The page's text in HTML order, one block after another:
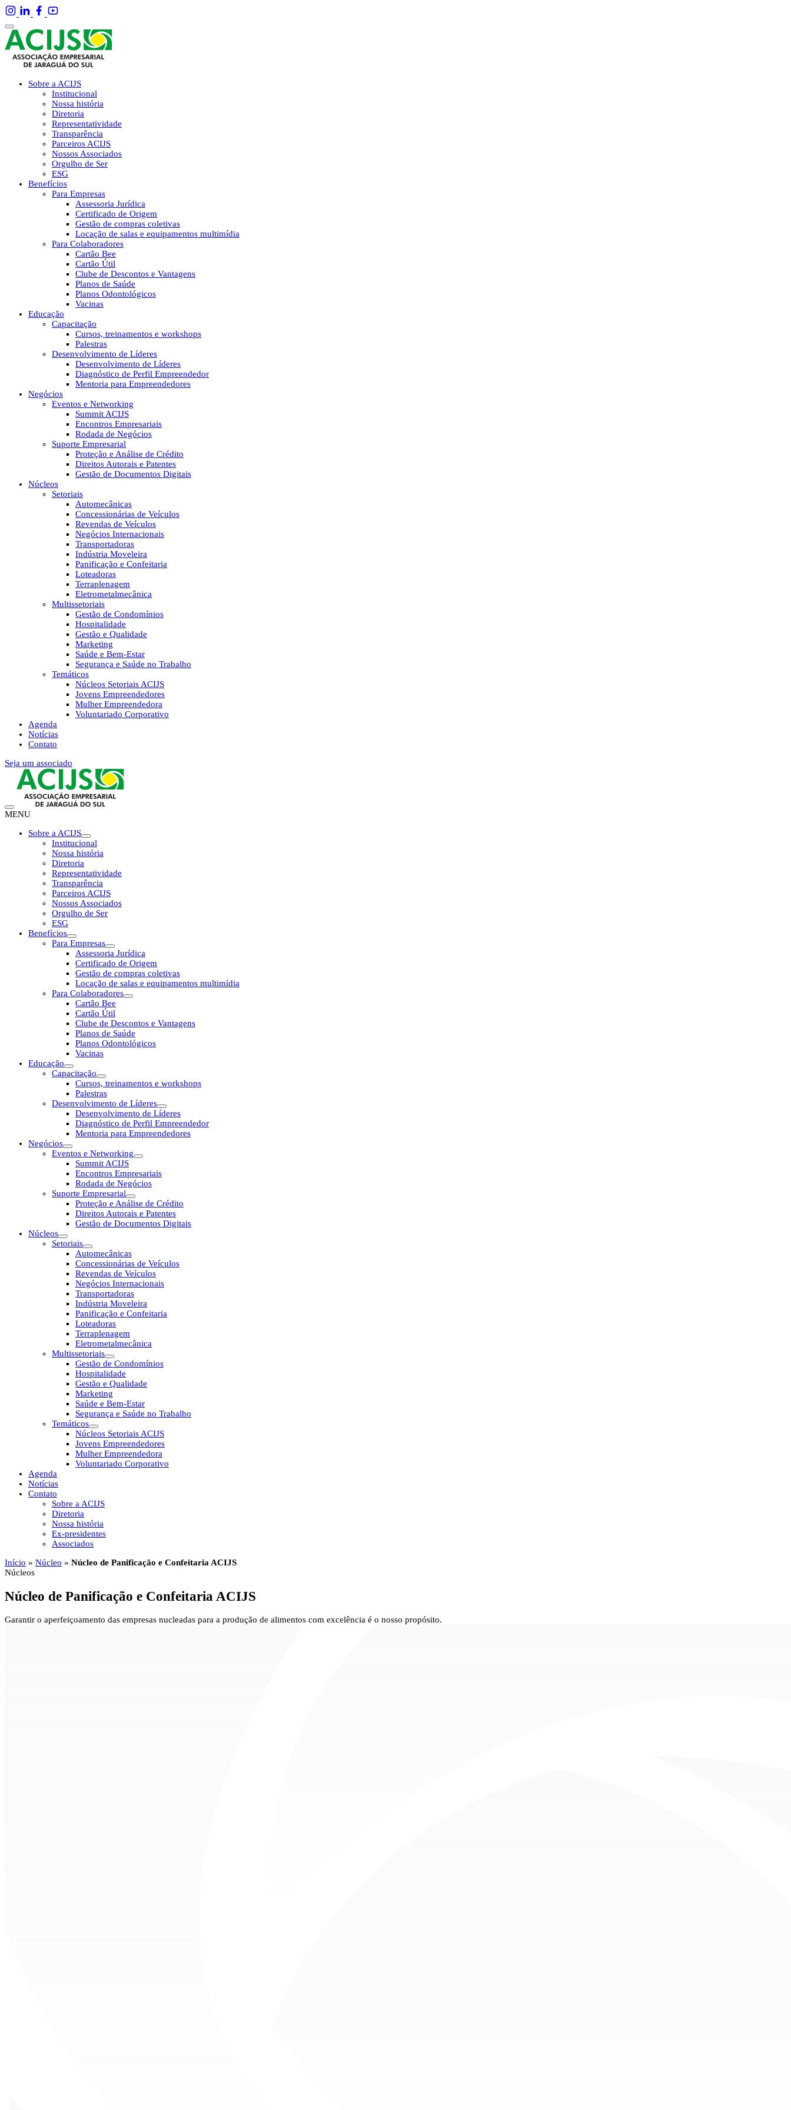
Sobre a ACIJS
Institucional
Nossa história
Diretoria
Representatividade
Transparência
Parceiros ACIJS
Nossos Associados
Orgulho de Ser
ESG
Benefícios
Para Empresas
Assessoria Jurídica
Certificado de Origem
Gestão de compras coletivas
Locação de salas e equipamentos multimídia
Para Colaboradores
Cartão Bee
Cartão Útil
Clube de Descontos e Vantagens
Planos de Saúde
Planos Odontológicos
Vacinas
Educação
Capacitação
Cursos, treinamentos e workshops
Palestras
Desenvolvimento de Líderes
Desenvolvimento de Líderes
Diagnóstico de Perfil Empreendedor
Mentoria para Empreendedores
Negócios
Eventos e Networking
Summit ACIJS
Encontros Empresariais
Rodada de Negócios
Suporte Empresarial
Proteção e Análise de Crédito
Direitos Autorais e Patentes
Gestão de Documentos Digitais
Núcleos
Setoriais
Automecânicas
Concessionárias de Veículos
Revendas de Veículos
Negócios Internacionais
Transportadoras
Indústria Moveleira
Panificação e Confeitaria
Loteadoras
Terraplenagem
Eletrometalmecânica
Multissetoriais
Gestão de Condomínios
Hospitalidade
Gestão e Qualidade
Marketing
Saúde e Bem-Estar
Segurança e Saúde no Trabalho
Temáticos
Núcleos Setoriais ACIJS
Jovens Empreendedores
Mulher Empreendedora
Voluntariado Corporativo
Agenda
Notícias
Contato
Seja um associado
MENU
Sobre a ACIJS
Institucional
Nossa história
Diretoria
Representatividade
Transparência
Parceiros ACIJS
Nossos Associados
Orgulho de Ser
ESG
Benefícios
Para Empresas
Assessoria Jurídica
Certificado de Origem
Gestão de compras coletivas
Locação de salas e equipamentos multimídia
Para Colaboradores
Cartão Bee
Cartão Útil
Clube de Descontos e Vantagens
Planos de Saúde
Planos Odontológicos
Vacinas
Educação
Capacitação
Cursos, treinamentos e workshops
Palestras
Desenvolvimento de Líderes
Desenvolvimento de Líderes
Diagnóstico de Perfil Empreendedor
Mentoria para Empreendedores
Negócios
Eventos e Networking
Summit ACIJS
Encontros Empresariais
Rodada de Negócios
Suporte Empresarial
Proteção e Análise de Crédito
Direitos Autorais e Patentes
Gestão de Documentos Digitais
Núcleos
Setoriais
Automecânicas
Concessionárias de Veículos
Revendas de Veículos
Negócios Internacionais
Transportadoras
Indústria Moveleira
Panificação e Confeitaria
Loteadoras
Terraplenagem
Eletrometalmecânica
Multissetoriais
Gestão de Condomínios
Hospitalidade
Gestão e Qualidade
Marketing
Saúde e Bem-Estar
Segurança e Saúde no Trabalho
Temáticos
Núcleos Setoriais ACIJS
Jovens Empreendedores
Mulher Empreendedora
Voluntariado Corporativo
Agenda
Notícias
Contato
Sobre a ACIJS
Diretoria
Nossa história
Ex-presidentes
Associados
Início » Núcleo » Núcleo de Panificação e Confeitaria ACIJS
Núcleos
Núcleo de Panificação e Confeitaria ACIJS
Garantir o aperfeiçoamento das empresas nucleadas para a produção de alimentos com excelência é o nosso propósito.